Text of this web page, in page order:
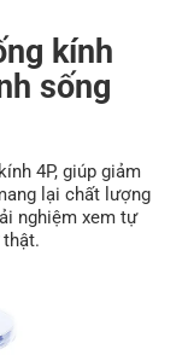
kính
sống
4P, giúp giảm
lại chất lượng
nghiệm xem tự